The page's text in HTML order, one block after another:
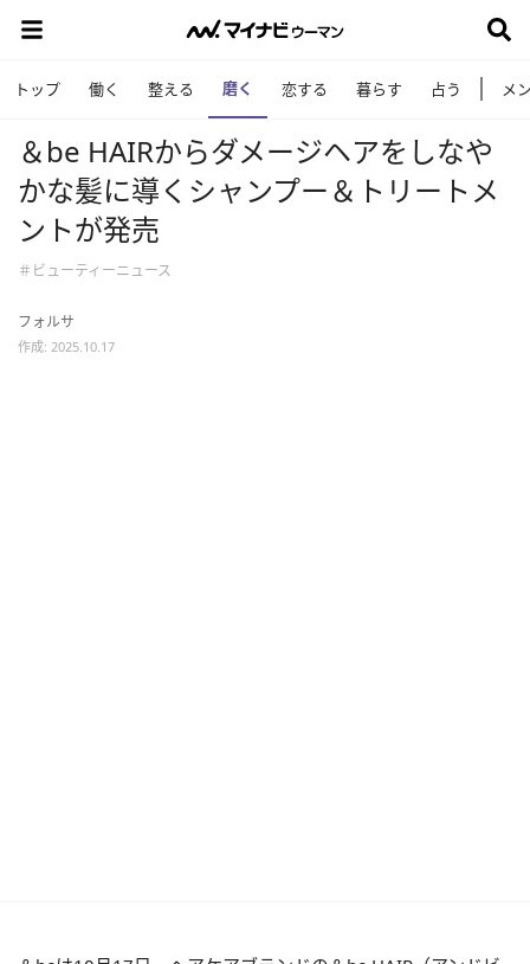
トップ 働く 整える 磨く 恋する 暮らす 占う メ
＆be HAIRからダメージヘアをしなや
かな髪に導くシャンプー＆トリートメ
ントが発売
＃ビューティーニュース
フォルサ
作成: 2025.10.17